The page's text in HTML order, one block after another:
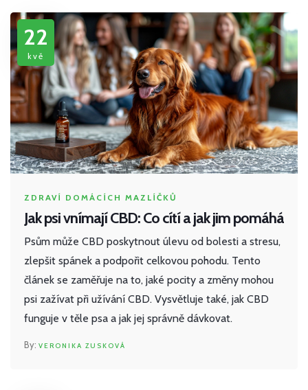
22
kvě
ZDRAVÍ DOMÁCÍCH MAZLÍČKŮ
Jak psi vnímají CBD: Co cítí a jak jim pomáhá
Psům může CBD poskytnout úlevu od bolesti a stresu,
zlepšit spánek a podpořit celkovou pohodu. Tento
článek se zaměřuje na to, jaké pocity a změny mohou
psi zažívat při užívání CBD. Vysvětluje také, jak CBD
funguje v těle psa a jak jej správně dávkovat.
VERONIKA ZUSKOVÁ